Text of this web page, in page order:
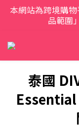
本網站為跨境購
品範圍
泰國
Essential